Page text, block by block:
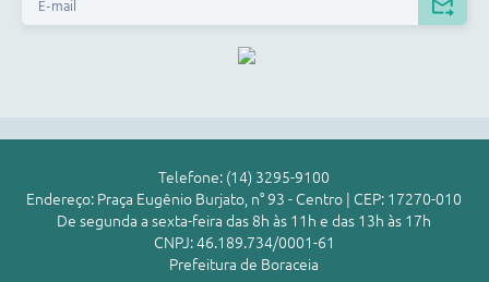
Telefone: (14) 3295-9100
Endereço: Praça Eugênio Burjato, n° 93 - Centro | CEP: 17270-010
De segunda a sexta-feira das 8h às 11h e das 13h às 17h
CNPJ: 46.189.734/0001-61
Prefeitura de Boraceia